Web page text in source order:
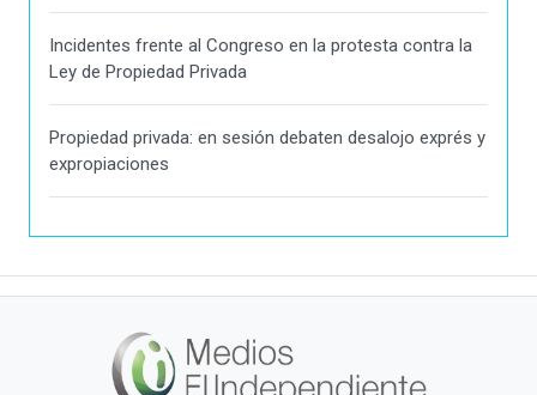
Incidentes frente al Congreso en la protesta contra la
Ley de Propiedad Privada
Propiedad privada: en sesión debaten desalojo exprés y
expropiaciones